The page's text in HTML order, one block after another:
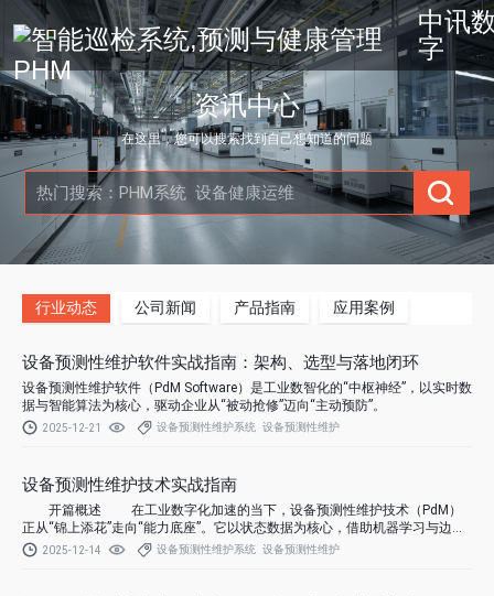
中讯
字
资讯中心
在这里，您可以搜索找到自己想知道的问题
行业动态 公司新闻 产品指南 应用案例
设备预测性维护软件实战指南：架构、选型与落地闭环
设备预测性维护软件（PdM Software）是工业数智化的“中枢神经”，以实时数
据与智能算法为核心，驱动企业从“被动抢修”迈向“主动预防”。
2025-12-21 设备预测性维护系统 设备预测性维护
设备预测性维护技术实战指南
开篇概述 在工业数字化加速的当下，设备预测性维护技术（PdM）
正从“锦上添花”走向“能力底座”。它以状态数据为核心，借助机器学习与边缘
计算，在故障发生前给出可执行的维护窗口，帮助企业实现从被动抢修到主动
2025-12-14 设备预测性维护系统 设备预测性维护